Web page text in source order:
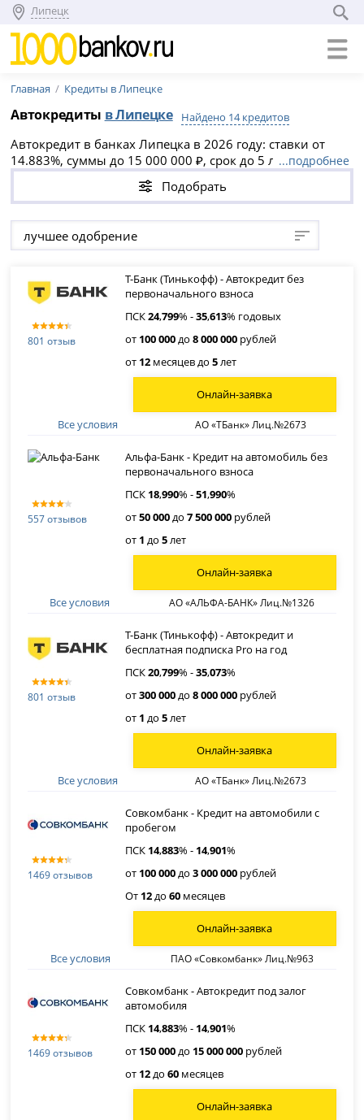
Липецк
Главная Кредиты в Липецке
Автокредиты в Липецке Найдено 14 кредитов
Автокредит в банках Липецка в 2026 году: ставки от
14.883%, суммы до 15 000 000 ₽, срок до 5 лет. Выберите
выгодное предложение на новый или подержанный
авто, оформите онлайн-заявку и получите одобрение
уже сегодня. Доступны кредиты без первоначального
взноса и рефинансирование ранее взятых займов.
...подробнее
Подобрать
лучшее одобрение
801 отзыв
Т-Банк (Тинькофф) - Автокредит без
первоначального взноса
ПСК24,799% -35,613% годовых
от 100 000до8 000 000 рублей
от 12 месяцев до5лет
Все условия АО «ТБанк» Лиц.№2673
Онлайн-заявка
557 отзывов
Альфа-Банк - Кредит на автомобиль без
первоначального взноса
ПСК 18,990% -51,990%
от50 000до7 500 000 рублей
от 1 до5лет
Все условия АО «АЛЬФА-БАНК» Лиц.№1326
Онлайн-заявка
801 отзыв
Т-Банк (Тинькофф) - Автокредит и
бесплатная подписка Pro на год
ПСК20,799% -35,073%
от300 000до8 000 000 рублей
от 1 до5лет
Все условия АО «ТБанк» Лиц.№2673
Онлайн-заявка
1469 отзывов
Совкомбанк - Кредит на автомобили с
пробегом
ПСК 14,883% - 14,901%
от 100 000до3 000 000 рублей
От 12до60 месяцев
Все условия ПАО «Совкомбанк» Лиц.№963
Онлайн-заявка
1469 отзывов
Совкомбанк - Автокредит под залог
автомобиля
ПСК 14,883% - 14,901%
от 150 000до 15 000 000 рублей
от 12до60 месяцев
Онлайн-заявка